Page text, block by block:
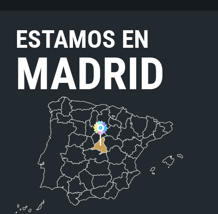
ESTAMOS EN
MADRID